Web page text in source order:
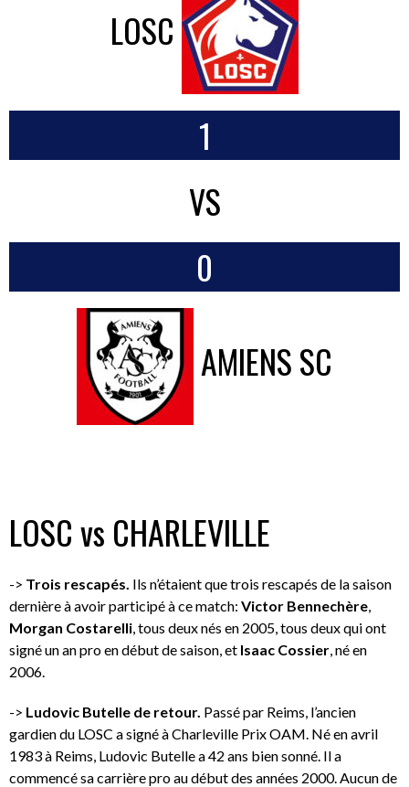
LOSC
1
VS
0
AMIENS SC
LOSC vs CHARLEVILLE
-> Trois rescapés. Ils n’étaient que trois rescapés de la saison
dernière à avoir participé à ce match: Victor Bennechère
Morgan Costarelli , tous deux nés en 2005, tous deux qui ont
signé un an pro en début de saison, et Isaac Cossier , né en
2006.
-> Ludovic Butelle de retour. Passé par Reims, l’ancien
gardien du LOSC a signé à Charleville Prix OAM. Né en avril
1983 à Reims, Ludovic Butelle a 42 ans bien sonné. Il a
commencé sa carrière pro au début des années 2000. Aucun de